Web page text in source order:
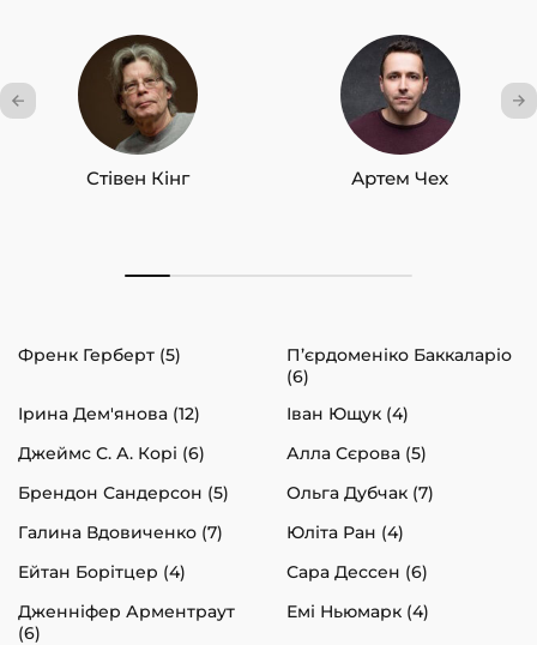
Стівен Кінг Артем Чех
Френк Герберт (5)
П’єрдоменіко Баккаларіо
(6)
Ірина Дем'янова (12)
Іван Ющук (4)
Джеймс С. А. Корі (6)
Алла Сєрова (5)
Брендон Сандерсон (5)
Ольга Дубчак (7)
Галина Вдовиченко (7)
Юліта Ран (4)
Ейтан Борітцер (4)
Сара Дессен (6)
Дженніфер Арментраут
(6)
Емі Ньюмарк (4)